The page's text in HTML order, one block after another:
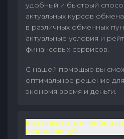
удобный и быстрый
актуальных курсов
в различных обменных
актуальные условия и
финансовых сервисов.
С нашей помощью вы
оптимальное решение
экономя время и деньги.
Как оплатить инвойс
поставщику?